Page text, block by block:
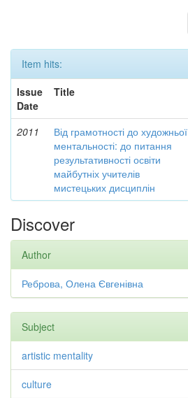
Item hits:
Issue
Date
Title
2011
Від грамотності до художньої
ментальності: до питання
результативності освіти
майбутніх учителів
мистецьких дисциплін
Discover
Author
Реброва, Олена Євгенівна
Subject
artistic mentality
culture